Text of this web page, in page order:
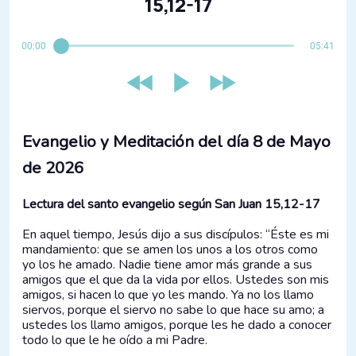
00:00 05:41
Evangelio y Meditación del día 8 de Mayo
de 2026
Lectura del santo evangelio según San Juan 15,12-17
En aquel tiempo, Jesús dijo a sus discípulos: “Éste es mi
mandamiento: que se amen los unos a los otros como
yo los he amado. Nadie tiene amor más grande a sus
amigos que el que da la vida por ellos. Ustedes son mis
amigos, si hacen lo que yo les mando. Ya no los llamo
siervos, porque el siervo no sabe lo que hace su amo; a
ustedes los llamo amigos, porque les he dado a conocer
todo lo que le he oído a mi Padre.